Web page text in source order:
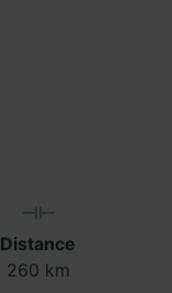
Distance
260 km